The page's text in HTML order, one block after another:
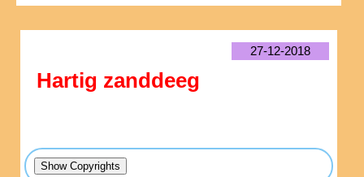
27-12-2018
Hartig zanddeeg